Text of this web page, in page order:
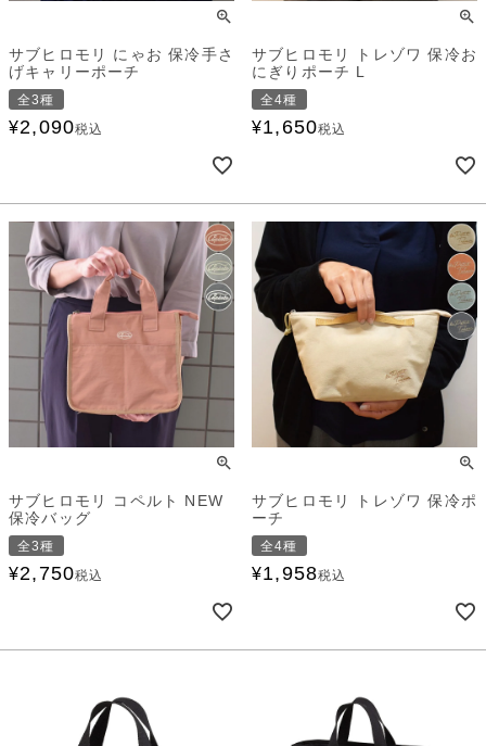
サブヒロモリ にゃお 保冷手さ
げキャリーポーチ
全3種
¥2,090税込
サブヒロモリ トレゾワ 保冷お
にぎりポーチ L
全4種
¥1,650税込
サブヒロモリ コペルト NEW
保冷バッグ
全3種
¥2,750税込
サブヒロモリ トレゾワ 保冷ポ
ーチ
全4種
¥1,958税込